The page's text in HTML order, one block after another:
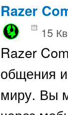
Razer
15
Razer
общения
миру. Вы